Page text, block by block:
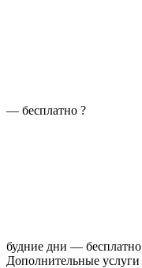
— бесплатно ?
будние дни — бесплатно
Дополнительные услуги